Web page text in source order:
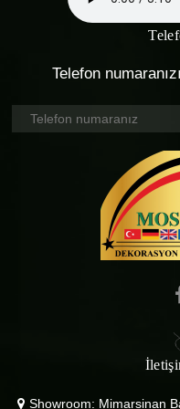
Telefon
Showroom: Mimarsinan